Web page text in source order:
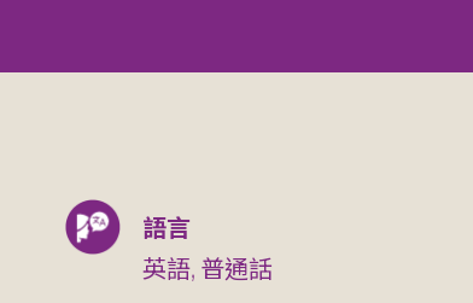
語言
英語, 普通話